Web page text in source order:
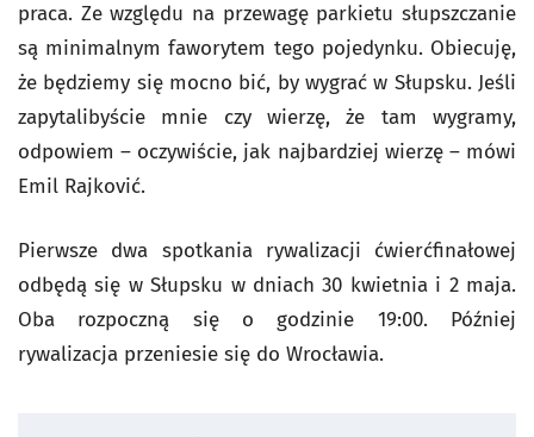
praca. Ze względu na przewagę parkietu słupszczanie
są minimalnym faworytem tego pojedynku. Obiecuję,
że będziemy się mocno bić, by wygrać w Słupsku. Jeśli
zapytalibyście mnie czy wierzę, że tam wygramy,
odpowiem – oczywiście, jak najbardziej wierzę – mówi
Emil Rajković.
Pierwsze dwa spotkania rywalizacji ćwierćfinałowej
odbędą się w Słupsku w dniach 30 kwietnia i 2 maja.
Oba rozpoczną się o godzinie 19:00. Później
rywalizacja przeniesie się do Wrocławia.